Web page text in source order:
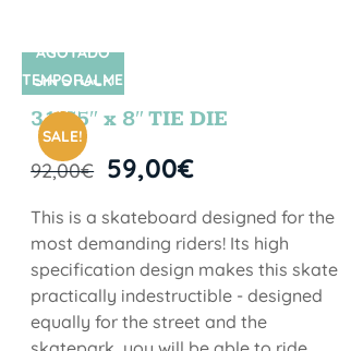
SIN STOCK
SALE!
AGOTADO
TEMPORALME
NTE
31.75″ x 8″ TIE DIE
92,00€ 59,00€
This is a skateboard designed for the
most demanding riders! Its high
specification design makes this skate
practically indestructible - designed
equally for the street and the